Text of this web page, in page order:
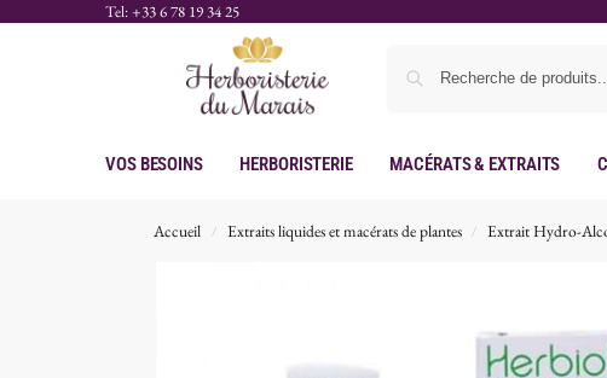
Tel: +33 6 78 19 34 25
Vos Besoins Herboristerie Macérats & Extraits
Accueil / Extraits liquides et macérats de plantes / Extrait Hydro-